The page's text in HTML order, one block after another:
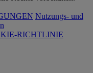
Nutzungs- und
RICHTLINIE